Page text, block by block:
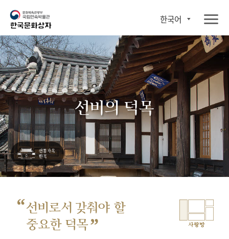
한국어
선비의 덕목
“선비로서 갖춰야 할
중요한 덕목” 사랑방